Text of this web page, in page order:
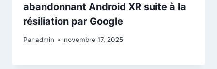
abandonnant Android XR suite à la
résiliation par Google
Paradmin novembre 17, 2025